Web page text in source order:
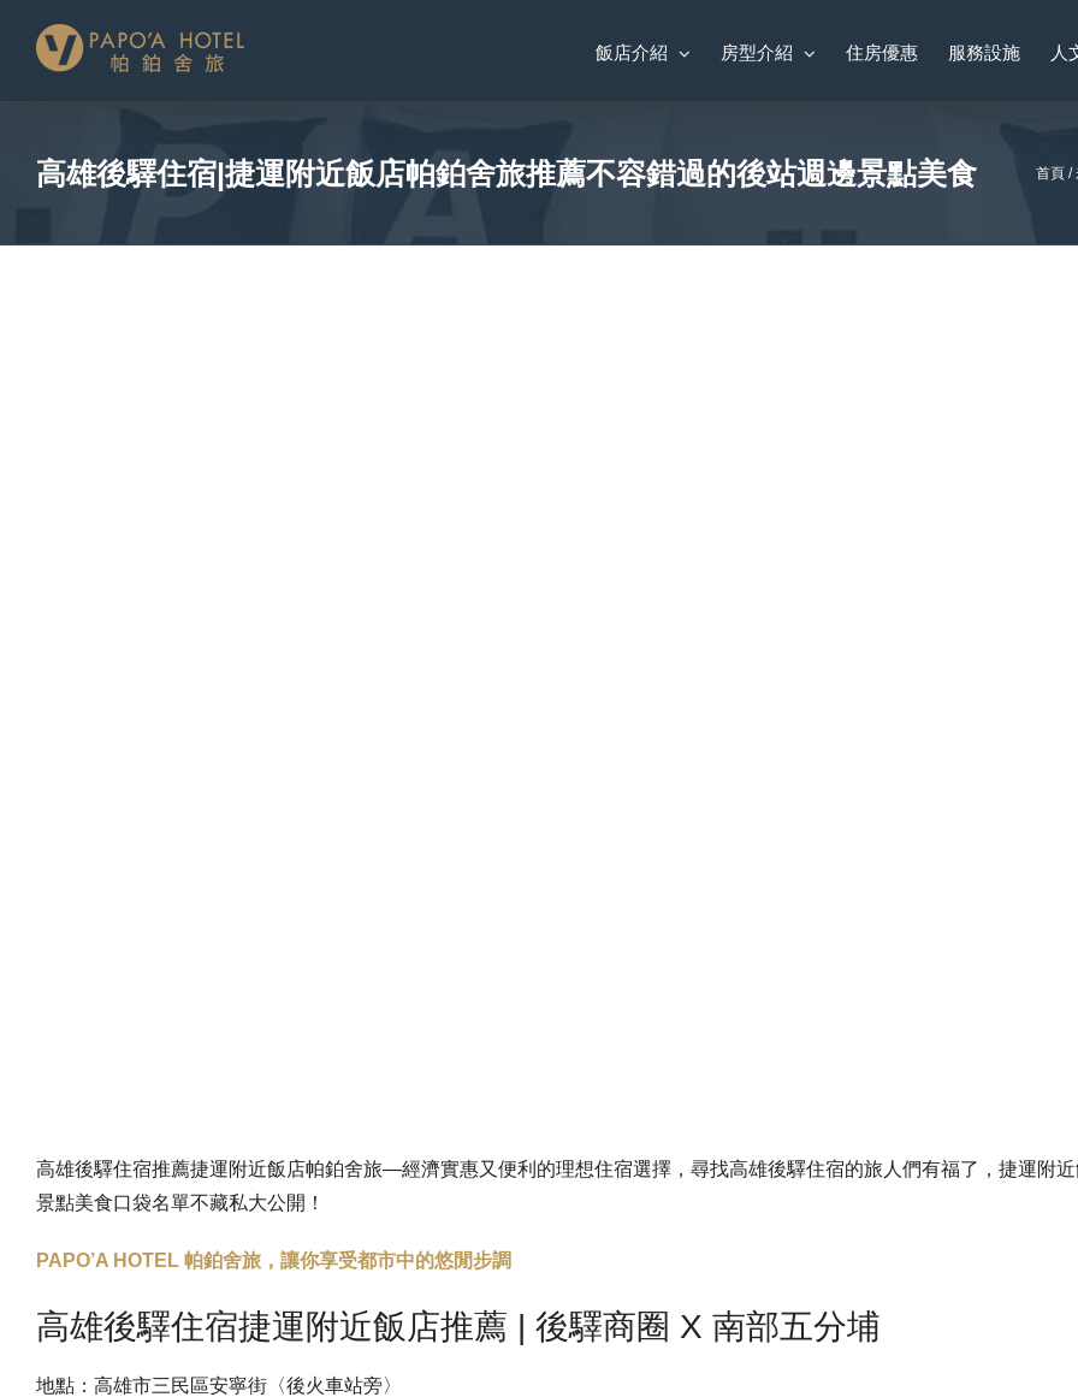
飯店介紹 房型介紹 住房優惠 服務設施 人
高雄後驛住宿|捷運附近飯店帕鉑舍旅推薦不容錯過的後站週邊景點美食 首頁 /
高雄後驛住宿推薦捷運附近飯店帕鉑舍旅—經濟實惠又便利的理想住宿選擇，尋找高雄後驛住宿的旅人們有福了，捷運附
景點美食口袋名單不藏私大公開！
PAPO’A HOTEL 帕鉑舍旅，讓你享受都市中的悠閒步調
高雄後驛住宿捷運附近飯店推薦 | 後驛商圈 X 南部五分埔
地點：高雄市三民區安寧街〈後火車站旁〉